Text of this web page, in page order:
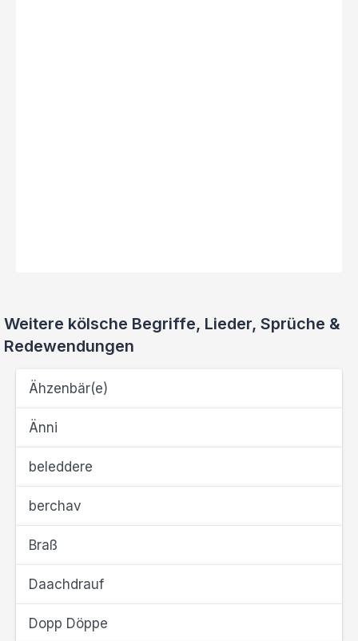
Weitere kölsche Begriffe, Lieder, Sprüche &
Redewendungen
Ähzenbär(e)
Änni
beleddere
berchav
Braß
Daachdrauf
Dopp Döppe